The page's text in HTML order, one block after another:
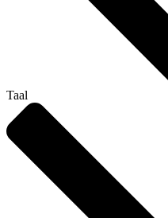
Taal